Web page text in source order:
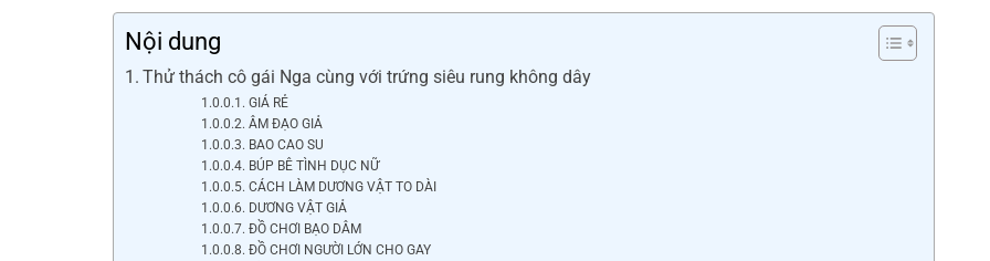
Nội dung
Thử thách cô gái Nga cùng với trứng siêu rung không dây
GIÁ RẺ
ÂM ĐẠO GIẢ
BAO CAO SU
BÚP BÊ TÌNH DỤC NỮ
CÁCH LÀM DƯƠNG VẬT TO DÀI
DƯƠNG VẬT GIẢ
ĐỒ CHƠI BẠO DÂM
ĐỒ CHƠI NGƯỜI LỚN CHO GAY